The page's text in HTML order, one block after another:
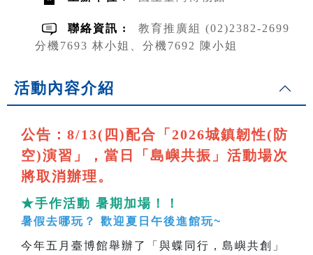
聯絡資訊 :
教育推廣組 (02)2382-2699
分機7693 林小姐、分機7692 陳小姐
活動內容介紹
公告：8/13(四)配合「2026城鎮韌性(防
空)演習」，當日「島嶼共振」活動場次
將取消辦理。
★手作活動 暑期加場！！
暑假去哪玩？ 歡迎夏日午後進館玩~
今年五月臺博館舉辦了「與蝶同行，島嶼共創」